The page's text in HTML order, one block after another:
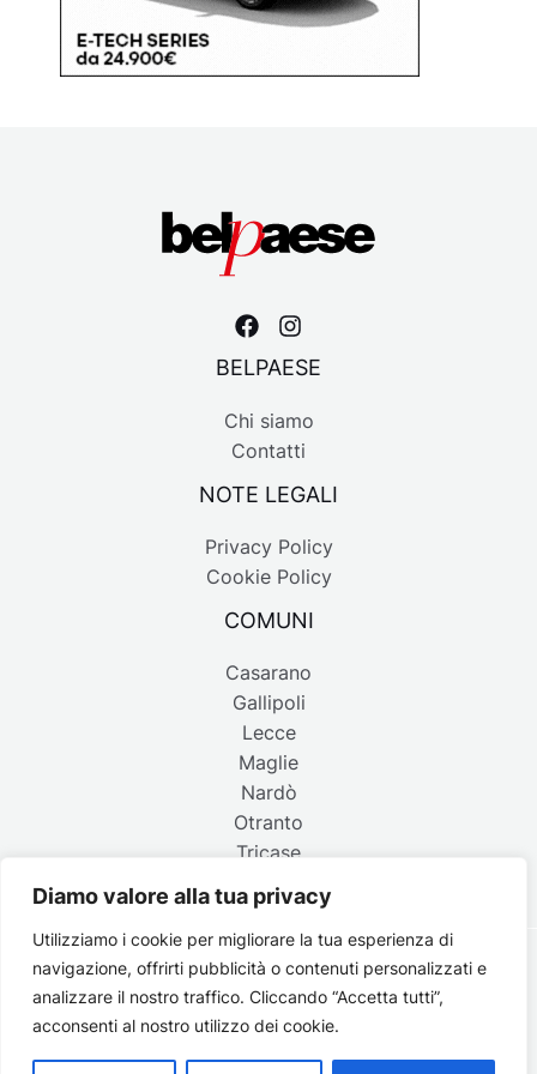
Diamo valore alla tua privacy
Utilizziamo i cookie per migliorare la tua esperienza di
navigazione, offrirti pubblicità o contenuti personalizzati e
analizzare il nostro traffico. Cliccando “Accetta tutti”,
acconsenti al nostro utilizzo dei cookie.
BELPAESE
Chi siamo
Contatti
NOTE LEGALI
Privacy Policy
Cookie Policy
COMUNI
Casarano
Gallipoli
Lecce
Maglie
Nardò
Otranto
Tricase
Copyright © 2026 Belpaese | Periodico d'informazione del
Salento - P.IVA 4637850753 - Testata registrata il 18 gennaio